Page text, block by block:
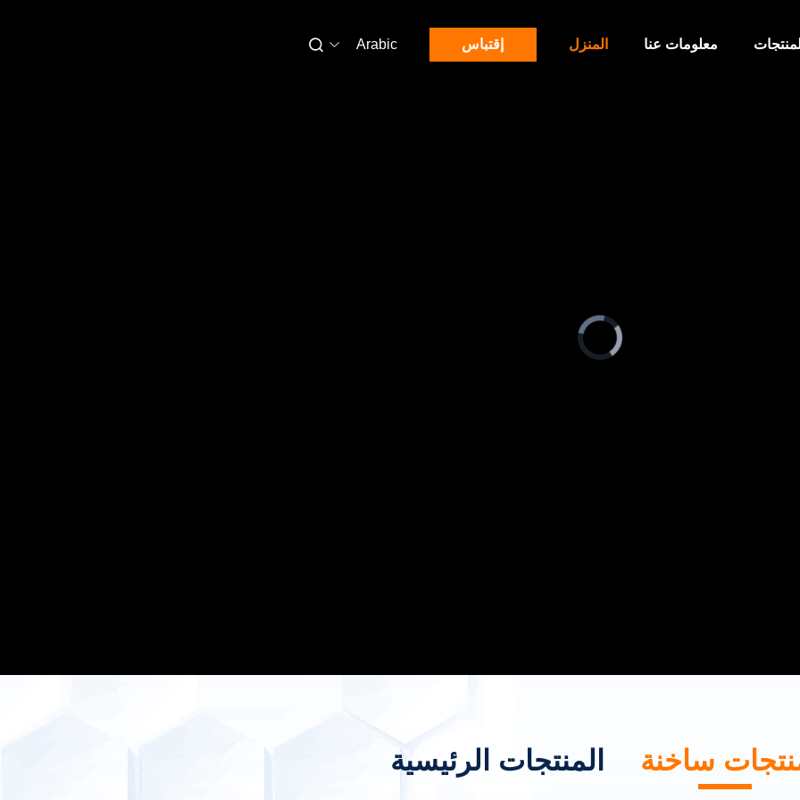
المنزل معلومات عنا إقتباس Arabic
Video
Player
is
loading.
ساخنة المنتجات الرئيسية